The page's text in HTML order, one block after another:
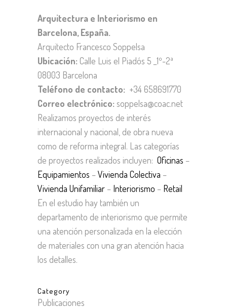
Arquitectura e Interiorismo en
Barcelona, España.
Arquitecto Francesco Soppelsa
Ubicación: Calle Luis el Piadós 5 _1º-2ª
08003 Barcelona
Teléfono de contacto: +34 658691770
Correo electrónico: soppelsa@coac.net
Realizamos proyectos de interés
internacional y nacional, de obra nueva
como de reforma integral. Las categorías
de proyectos realizados incluyen: Oficinas –
Equipamientos –Vivienda Colectiva –
Vivienda Unifamiliar – Interiorismo – Retail
En el estudio hay también un
departamento de interiorismo que permite
una atención personalizada en la elección
de materiales con una gran atención hacia
los detalles.
Category
Publicaciones